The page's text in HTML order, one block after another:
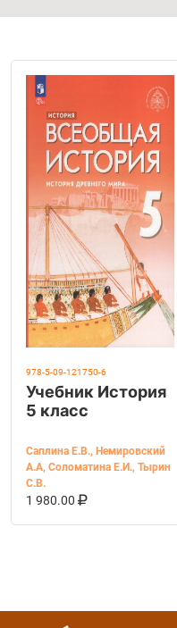
978-5-09-121750-6
Учебник История
5 класс
Саплина Е.В., Немировский
А.А, Соломатина Е.И., Тырин
С.В.
1 980.00
В КОРЗИНУ